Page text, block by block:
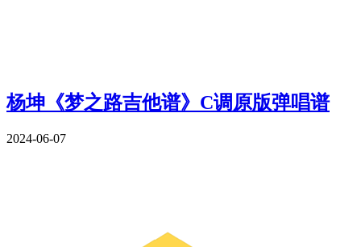
杨坤《梦之路吉他谱》C调原版弹唱谱
2024-06-07